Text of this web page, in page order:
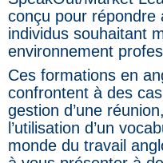
conçu pour répondre
individus souhaitant
environnement
Ces formations en
confrontent à des
gestion d’une
l’utilisation d’un
monde du travail